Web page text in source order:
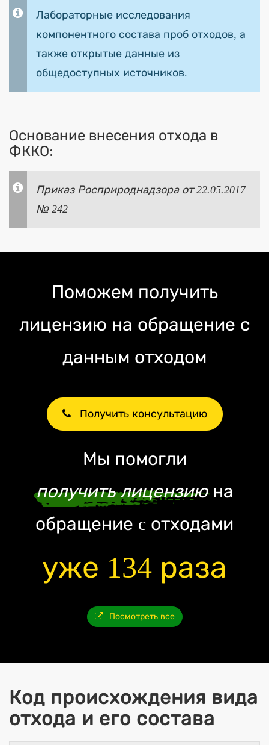
Лабораторные исследования
компонентного состава проб отходов, а
также открытые данные из
общедоступных источников.
Основание внесения отхода в
ФККО:
Приказ Росприроднадзора от 22.05.2017
№ 242
Поможем получить
лицензию на обращение с
данным отходом
Получить консультацию
Мы помогли
получить лицензиюна
обращение c отходами
уже 134 раза
Посмотреть все
Код происхождения вида
отхода и его состава